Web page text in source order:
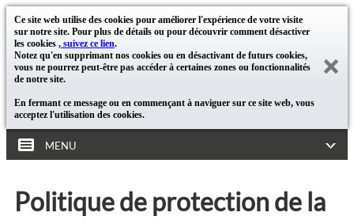
Ce site web utilise des cookies pour améliorer l'expérience de votre visite
sur notre site. Pour plus de détails ou pour découvrir comment désactiver
les cookies , suivez ce lien.
Notez qu'en supprimant nos cookies ou en désactivant de futurs cookies,
vous ne pourrez peut-être pas accéder à certaines zones ou fonctionnalités
de notre site.
En fermant ce message ou en commençant à naviguer sur ce site web, vous
acceptez l'utilisation des cookies.
MENU
Politique de protection de la